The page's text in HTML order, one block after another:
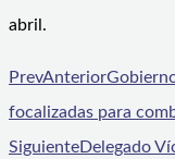
abril.
PrevAnterior
focalizadas para
SiguienteDelegado